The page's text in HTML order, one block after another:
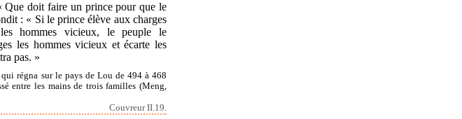
Que doit faire un prince pour que le
: « Si le prince élève aux charges
hommes vicieux, le peuple le
les hommes vicieux et écarte les
pas. »
régna sur le pays de Lou de 494 à 468
entre les mains de trois familles (Meng,
Couvreur II.19.